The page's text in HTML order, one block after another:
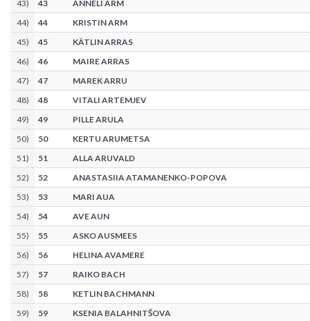
43) 43
ANNELI ARM
44) 44
KRISTIN ARM
45) 45
KÄTLIN ARRAS
46) 46
MAIRE ARRAS
47) 47
MAREK ARRU
48) 48
VITALI ARTEMJEV
49) 49
PILLE ARULA
50) 50
KERTU ARUMETSA
51) 51
ALLA ARUVALD
52) 52
ANASTASIIA ATAMANENKO-POPOVA
53) 53
MARI AUA
54) 54
AVE AUN
55) 55
ASKO AUSMEES
56) 56
HELINA AVAMERE
57) 57
RAIKO BACH
58) 58
KETLIN BACHMANN
59) 59
KSENIA BALAHNITŠOVA